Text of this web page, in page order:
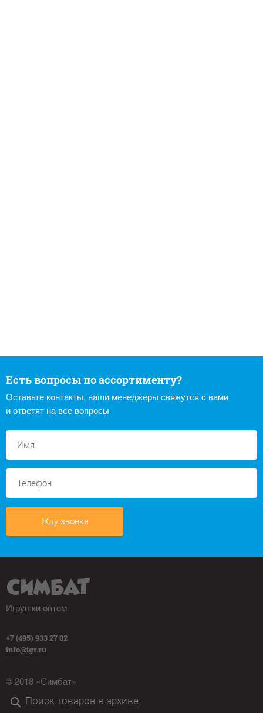
Есть вопросы по ассортименту?
Оставьте контакты, наши менеджеры свяжутся с вами
и ответят на все вопросы
Жду звонка
Игрушки оптом
+7 (495) 933 27 02
info@igr.ru
© 2018 «Симбат»